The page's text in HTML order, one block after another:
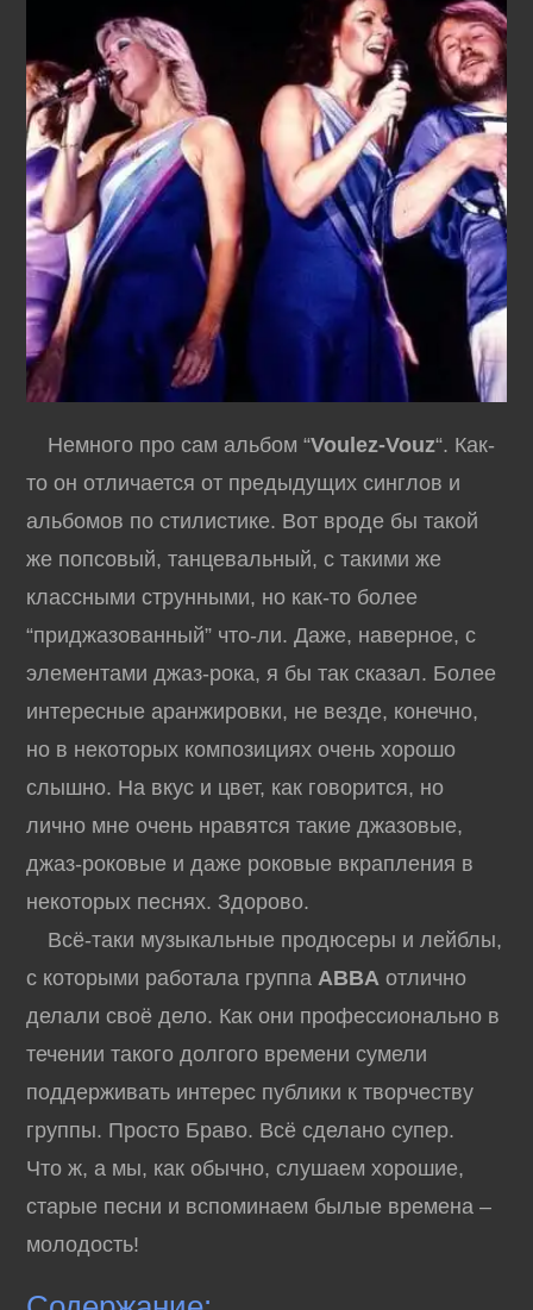
Немного про сам альбом “Voulez-Vouz“. Как-
то он отличается от предыдущих синглов и
альбомов по стилистике. Вот вроде бы такой
же попсовый, танцевальный, с такими же
классными струнными, но как-то более
“приджазованный” что-ли. Даже, наверное, с
элементами джаз-рока, я бы так сказал. Более
интересные аранжировки, не везде, конечно,
но в некоторых композициях очень хорошо
слышно. На вкус и цвет, как говорится, но
лично мне очень нравятся такие джазовые,
джаз-роковые и даже роковые вкрапления в
некоторых песнях. Здорово.
Всё-таки музыкальные продюсеры и лейблы,
с которыми работала группаABBA отлично
делали своё дело. Как они профессионально в
течении такого долгого времени сумели
поддерживать интерес публики к творчеству
группы. Просто Браво. Всё сделано супер.
Что ж, а мы, как обычно, слушаем хорошие,
старые песни и вспоминаем былые времена –
молодость!